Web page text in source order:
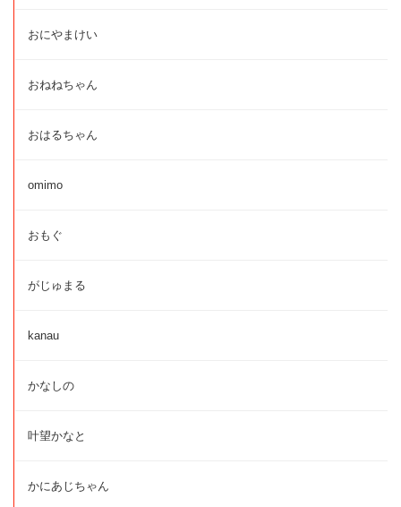
おにやまけい
おねねちゃん
おはるちゃん
omimo
おもぐ
がじゅまる
kanau
かなしの
叶望かなと
かにあじちゃん